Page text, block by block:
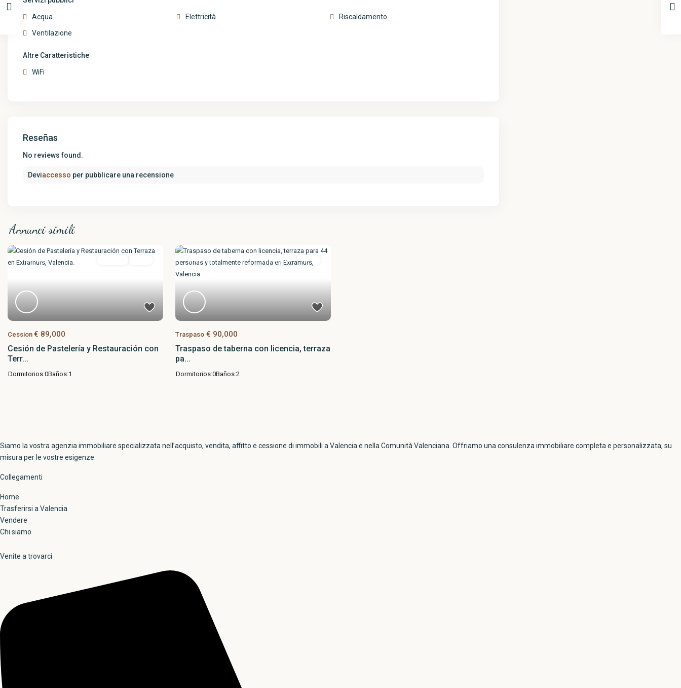
Acqua Elettricità
Riscaldamento
Ventilazione
Altre Caratteristiche
WiFi
Reseñas
No reviews found.
Deviaccesso per pubblicare una recensione
Annunci simili
Evidenza
Cession € 89,000
Cesión de Pastelería y Restauración con
Terr...
Dormitorios:0Baños:1
Evidenza Trasferimenti Attivo
Traspaso € 90,000
Traspaso de taberna con licencia, terraza
pa...
Dormitorios:0Baños:2
Siamo la vostra agenzia immobiliare specializzata nell’acquisto, vendita, affitto e cessione di immobili a Valencia e nella Comunità Valenciana. Offriamo una consulenza immobiliare completa e personalizzata, su
misura per le vostre esigenze.
Collegamenti
Home
Trasferirsi a Valencia
Vendere
Chi siamo
Venite a trovarci